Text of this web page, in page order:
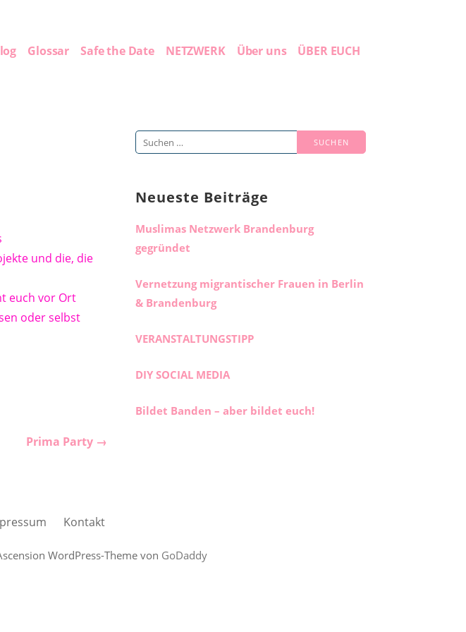
Glossar Safe the Date NETZWERK Über uns ÜBER EUCH
und die, die
euch vor Ort
oder selbst
Prima Party →
Suchen
Neueste Beiträge
Muslimas Netzwerk Brandenburg
gegründet
Vernetzung migrantischer Frauen in Berlin
& Brandenburg
VERANSTALTUNGSTIPP
DIY SOCIAL MEDIA
Bildet Banden – aber bildet euch!
Kontakt
WordPress-Theme von GoDaddy